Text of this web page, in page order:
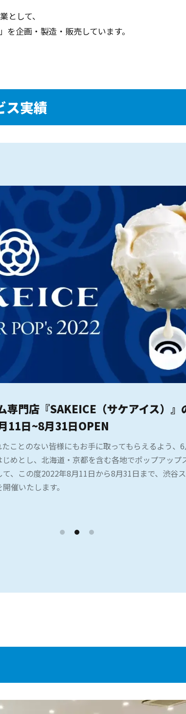
として、
を企画・製造・販売しています。
ス実績
専門店『SAKEICE（サケアイス）
11日~8月31日OPEN
たことのない皆様にもお手に取ってもらえるよう、
めとし、北海道・京都を含む各地でポップアップ
、この度2022年8月11日から8月31日まで、渋谷
催いたします。